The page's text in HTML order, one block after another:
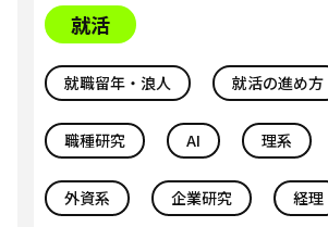
就活
就職留年・浪人 就活の進め方
職種研究 AI 理系
外資系 企業研究 経理